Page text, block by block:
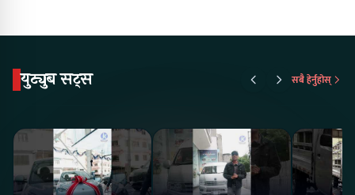
युट्युब सट्स सबै हेर्नुहोस्